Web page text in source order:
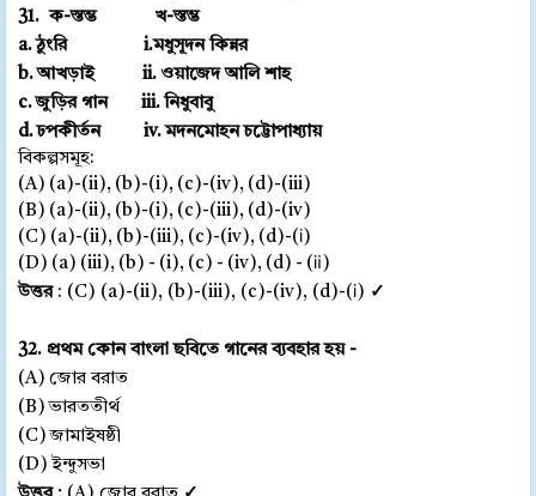
31. ক-স্তম্ভ খ-স্তম্ভ
a. ঠুংরি i.মধুসূদন কিন্নর
b. আখড়াই ii. ওয়াজেদ আলি শাহ
c. জুড়ির গান iii. নিধুবাবু
d. ঢপকীর্তন iv. মদনমোহন চট্টোপাধ্যায়
বিকল্পসমূহ:
(A) (a)-(ii), (b)-(i), (c)-(iv), (d)-(iii)
(B) (a)-(ii), (b)-(i), (c)-(iii), (d)-(iv)
(C) (a)-(ii), (b)-(iii), (c)-(iv), (d)-(ⅰ)
(D) (a) (iii), (b) - (i), (c) - (iv), (d) - (ⅱ)
উত্তর : (C) (a)-(ii), (b)-(iii), (c)-(iv), (d)-(ⅰ) ✓
32. প্রথম কোন বাংলা ছবিতে গানের ব্যবহার হয় -
(A) জোর বরাত
(B) ভারততীর্থ
(C) জামাইষষ্ঠী
(D) ইন্দুসভা